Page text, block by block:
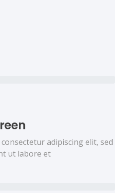
adipiscing elit, sed
ut labore et